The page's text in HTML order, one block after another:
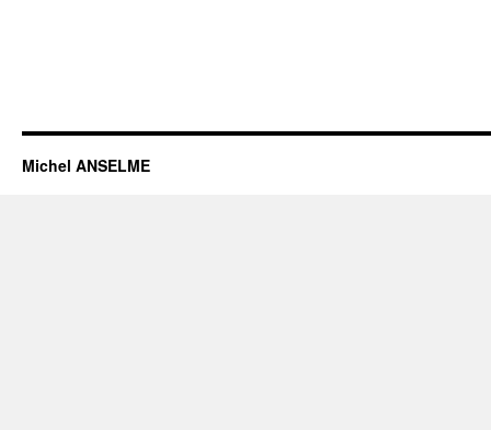
Michel ANSELME